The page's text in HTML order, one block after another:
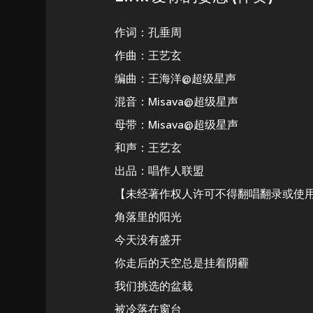
作词：孔垂周
作曲：王艺玄
编曲：王海洋@超级星声
混音：Misava@超级星声
母带：Misava@超级星声
和声：王艺玄
出品：唱作人联盟
【未经著作权人许可不得翻唱翻录或使
角落里的阳光
今天没有盛开
你走后的天空总是挂着阴霾
我们挑选的盆栽
被冷落在窗台